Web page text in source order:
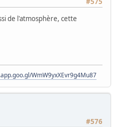
de l'atmosphère, cette
WmW9yxXEvr9g4Mu87
#576